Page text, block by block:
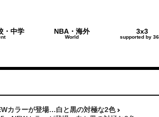
・中学 NBA・海外
World
3x3
supported by
カラーが登場…白と黒の対極な2色